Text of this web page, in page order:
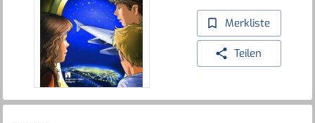
Merkliste
Teilen